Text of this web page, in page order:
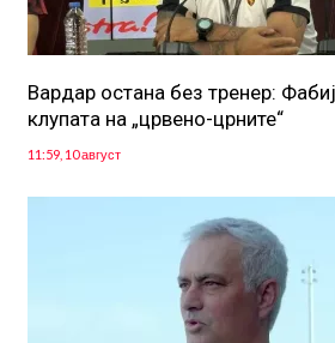
Вардар остана без тренер:
клупата на „црвено-црните“
11:59, 10 август